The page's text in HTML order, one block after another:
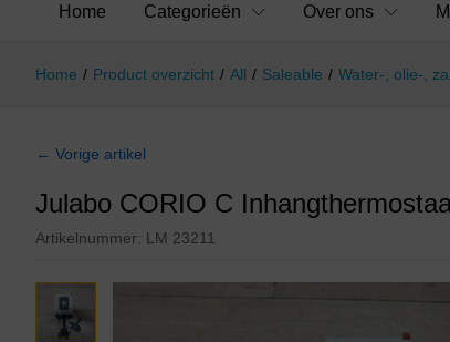
Home Categorieën Over ons
Home / Product overzicht / All / Saleable / Water-, olie-,
← Vorige artikel
Julabo CORIO C
Artikelnummer: LM 23211